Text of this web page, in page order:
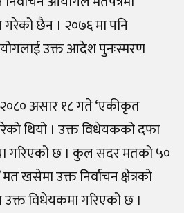
गरेको छैन । २०७६ मा पनि
उक्त आदेश पुनःस्मरण
असार १८ गते ‘एकीकृत
थियो । उक्त विधेयकको दफा
गरिएको छ । कुल सदर मतको ५०
मत खसेमा उक्त निर्वाचन क्षेत्रको
उक्त विधेयकमा गरिएको छ ।